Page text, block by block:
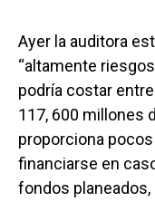
Ayer la auditora
“altamente
podría costar
117, 600 millones
proporciona
financiarse en
fondos planeados,